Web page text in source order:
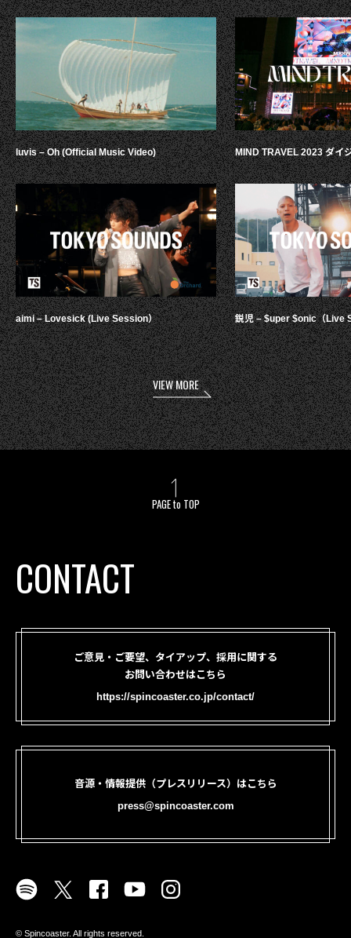
luvis – Oh (Official Music Video)
aimi – Lovesick (Live Session）
MIND TRAVEL 2023 ダイ
鋭児 – $uper $onic（Live
VIEW MORE
PAGE to TOP
CONTACT
ご意見・ご要望、タイアップ、採用に関する
お問い合わせはこちら
https://spincoaster.co.jp/contact/
音源・情報提供（プレスリリース）はこちら
press@spincoaster.com
©︎ Spincoaster. All rights reserved.